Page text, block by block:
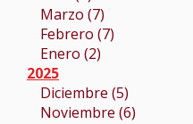
Marzo (7)
Febrero (7)
Enero (2)
2025
Diciembre (5)
Noviembre (6)